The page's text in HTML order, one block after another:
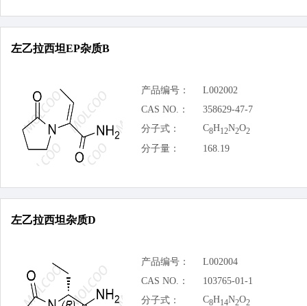
左乙拉西坦EP杂质B
产品编号：
L002002
CAS NO.：
358629-47-7
分子式：
C8H12N2O2
分子量： 168.19
左乙拉西坦杂质D
产品编号：
L002004
CAS NO.：
103765-01-1
分子式：
C8H14N2O2